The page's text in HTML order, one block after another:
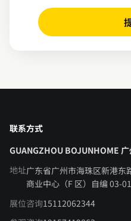
联系方式
GUANGZHOU BOJUNHOME
地址广东省广州市海珠区新港东
商业中心（F 区）自编 03-
展位咨询15112062344